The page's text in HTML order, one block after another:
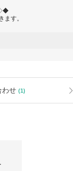
ます。
すので
わせ (1)